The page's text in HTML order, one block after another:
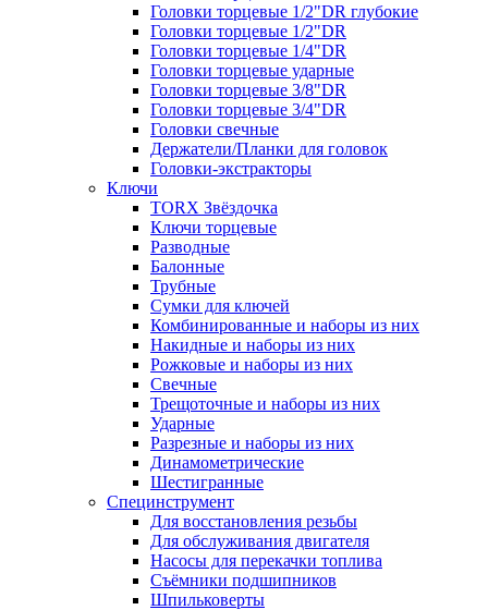
Головки торцевые 1/2"DR глубокие
Головки торцевые 1/2"DR
Головки торцевые 1/4"DR
Головки торцевые ударные
Головки торцевые 3/8"DR
Головки торцевые 3/4"DR
Головки свечные
Держатели/Планки для головок
Головки-экстракторы
Ключи
TORX Звёздочка
Ключи торцевые
Разводные
Балонные
Трубные
Сумки для ключей
Комбинированные и наборы из них
Накидные и наборы из них
Рожковые и наборы из них
Свечные
Трещоточные и наборы из них
Ударные
Разрезные и наборы из них
Динамометрические
Шестигранные
Специнструмент
Для восстановления резьбы
Для обслуживания двигателя
Насосы для перекачки топлива
Съёмники подшипников
Шпильковерты